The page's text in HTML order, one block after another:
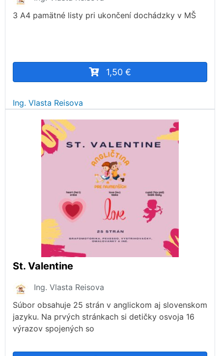
3 A4 pamätné listy pri ukončení dochádzky v MŠ
1,50 €
Ing. Vlasta Reisova
St. Valentine
Ing. Vlasta Reisova
Súbor obsahuje 25 strán v anglickom aj slovenskom
jazyku. Na prvých stránkach si detičky osvoja 16
výrazov spojených so